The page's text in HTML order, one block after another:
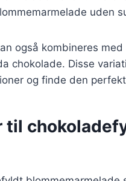
uden
også kombineres
chokolade. Disse
og finde den
til